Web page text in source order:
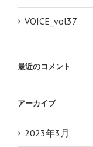
VOICE_vol37
最近のコメント
アーカイブ
2023年3月